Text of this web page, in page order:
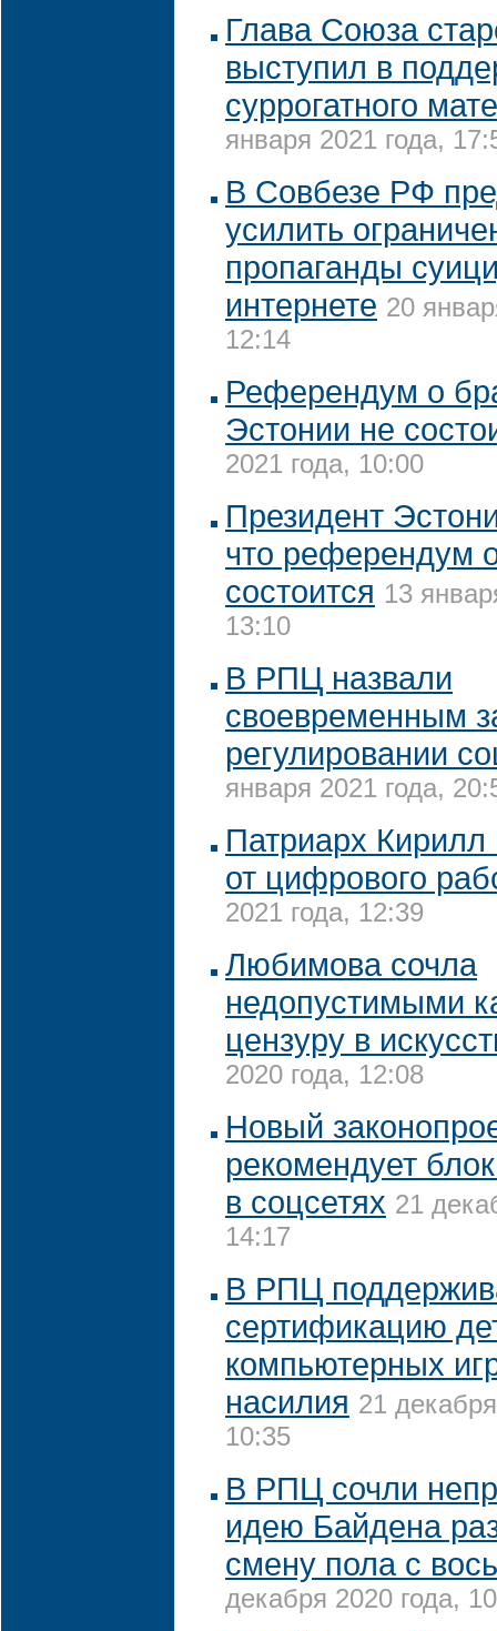
Глава Союза
выступил в
суррогатного
января 2021 года,
В Совбезе РФ
усилить
пропаганды
интернете 20
12:14
Референдум о
Эстонии не
2021 года, 10:00
Президент
что референдум
состоится 13
13:10
В РПЦ назвали
своевременным
регулировании
января 2021 года,
Патриарх Кирилл
от цифрового
2021 года, 12:39
Любимова сочла
недопустимыми
цензуру в
2020 года, 12:08
Новый
рекомендует
в соцсетях 21
14:17
В РПЦ
сертификацию
компьютерных
насилия 21
10:35
В РПЦ сочли
идею Байдена
смену пола с
декабря 2020 года,